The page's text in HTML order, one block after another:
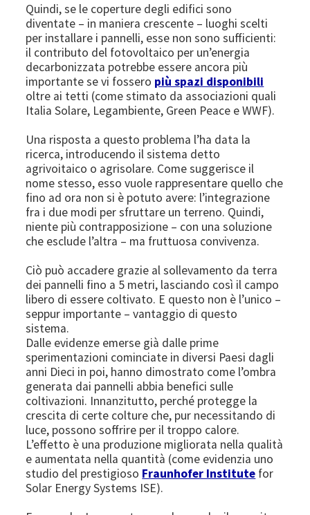
Quindi, se le coperture degli edifici sono
diventate – in maniera crescente – luoghi scelti
per installare i pannelli, esse non sono sufficienti:
il contributo del fotovoltaico per un’energia
decarbonizzata potrebbe essere ancora più
importante se vi fossero più spazi disponibili
oltre ai tetti (come stimato da associazioni quali
Italia Solare, Legambiente, Green Peace e WWF).
Una risposta a questo problema l’ha data la
ricerca, introducendo il sistema detto
agrivoitaico o agrisolare. Come suggerisce il
nome stesso, esso vuole rappresentare quello che
fino ad ora non si è potuto avere: l’integrazione
fra i due modi per sfruttare un terreno. Quindi,
niente più contrapposizione – con una soluzione
che esclude l’altra – ma fruttuosa convivenza.
Ciò può accadere grazie al sollevamento da terra
dei pannelli fino a 5 metri, lasciando così il campo
libero di essere coltivato. E questo non è l’unico –
seppur importante – vantaggio di questo
sistema.
Dalle evidenze emerse già dalle prime
sperimentazioni cominciate in diversi Paesi dagli
anni Dieci in poi, hanno dimostrato come l’ombra
generata dai pannelli abbia benefici sulle
coltivazioni. Innanzitutto, perché protegge la
crescita di certe colture che, pur necessitando di
luce, possono soffrire per il troppo calore.
L’effetto è una produzione migliorata nella qualità
e aumentata nella quantità (come evidenzia uno
studio del prestigioso Fraunhofer Institute for
Solar Energy Systems ISE).